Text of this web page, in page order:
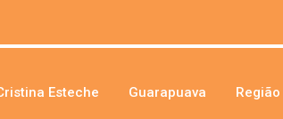
Esteche Guarapuava Região